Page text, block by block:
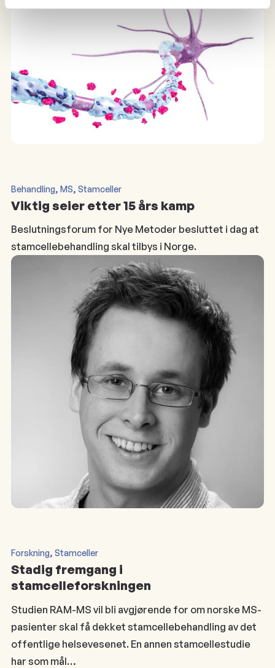
Behandling, MS, Stamceller
Viktig seier etter 15 års kamp
Beslutningsforum for Nye Metoder besluttet i dag at
stamcellebehandling skal tilbys i Norge.
Forskning, Stamceller
Stadig fremgang i
stamcelleforskningen
Studien RAM-MS vil bli avgjørende for om norske MS-
pasienter skal få dekket stamcellebehandling av det
offentlige helsevesenet. En annen stamcellestudie
har som mål…